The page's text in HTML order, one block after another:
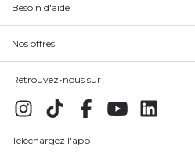
Besoin d'aide
Nos offres
Retrouvez-nous sur
Téléchargez l'app